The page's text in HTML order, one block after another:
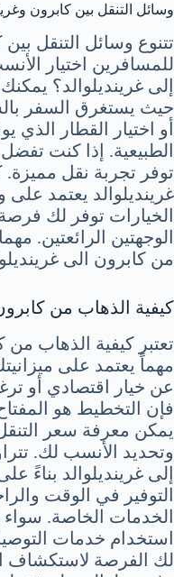
وسائل التنقل بين كابرون
تتنوع وسائل التنقل بين
للمسافرين اختيار
إلى غرينديلوالد؟ يمكنك
أو اختيار القطار الذي
الطبيعية. إذا كنت
توفر تجربة نقل
غرينديلوالد يعتمد على
الخيارات توفر لك فرصة
الوجهتين الرائعتين.
من كابرون الى
كيفية الذهاب من
تعتبر كيفية الذهاب من
مهماً يعتمد على
عن خيار اقتصادي أو
فإن التخطيط هو
يمكن معرفة سعر
وتحديد الأنسب لك.
إلى غرينديلوالد بناءً
التوفير في الوقت
الخدمات الخاصة. سواء
استخدام خدمات
لك الفرصة لاستكشاف